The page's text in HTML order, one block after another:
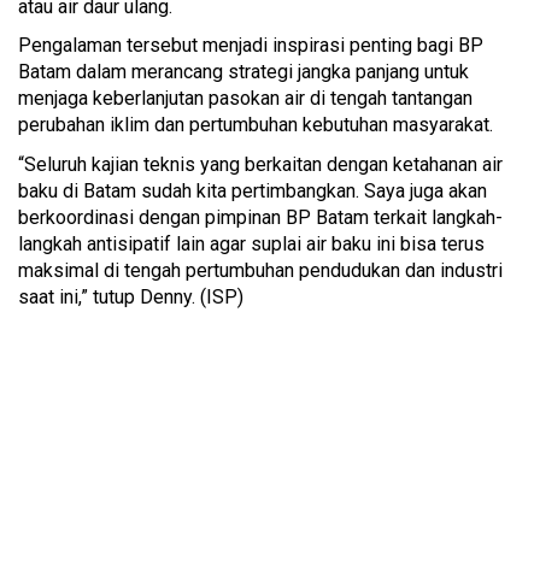
atau air daur ulang.
Pengalaman tersebut menjadi inspirasi penting bagi BP
Batam dalam merancang strategi jangka panjang untuk
menjaga keberlanjutan pasokan air di tengah tantangan
perubahan iklim dan pertumbuhan kebutuhan masyarakat.
“Seluruh kajian teknis yang berkaitan dengan ketahanan air
baku di Batam sudah kita pertimbangkan. Saya juga akan
berkoordinasi dengan pimpinan BP Batam terkait langkah-
langkah antisipatif lain agar suplai air baku ini bisa terus
maksimal di tengah pertumbuhan pendudukan dan industri
saat ini,” tutup Denny. (ISP)